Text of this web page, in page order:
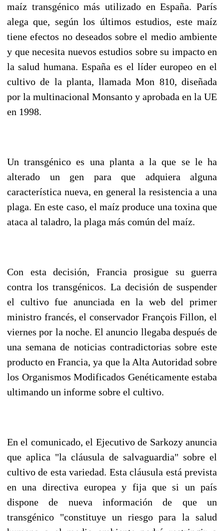
maíz transgénico más utilizado en España. París
alega que, según los últimos estudios, este maíz
tiene efectos no deseados sobre el medio ambiente
y que necesita nuevos estudios sobre su impacto en
la salud humana. España es el líder europeo en el
cultivo de la planta, llamada Mon 810, diseñada
por la multinacional Monsanto y aprobada en la UE
en 1998.
Un transgénico es una planta a la que se le ha
alterado un gen para que adquiera alguna
característica nueva, en general la resistencia a una
plaga. En este caso, el maíz produce una toxina que
ataca al taladro, la plaga más común del maíz.
Con esta decisión, Francia prosigue su guerra
contra los transgénicos. La decisión de suspender
el cultivo fue anunciada en la web del primer
ministro francés, el conservador François Fillon, el
viernes por la noche. El anuncio llegaba después de
una semana de noticias contradictorias sobre este
producto en Francia, ya que la Alta Autoridad sobre
los Organismos Modificados Genéticamente estaba
ultimando un informe sobre el cultivo.
En el comunicado, el Ejecutivo de Sarkozy anuncia
que aplica "la cláusula de salvaguardia" sobre el
cultivo de esta variedad. Esta cláusula está prevista
en una directiva europea y fija que si un país
dispone de nueva información de que un
transgénico "constituye un riesgo para la salud